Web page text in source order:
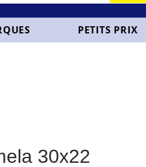
PETITS PRIX
30x22